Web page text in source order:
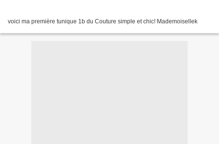
voici ma première tunique 1b du Couture simple et chic! Mademoisellek